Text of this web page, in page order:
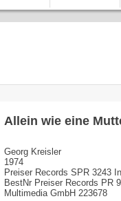
Allein wie eine
Georg Kreisler
1974
Preiser Records SPR 3243
BestNr Preiser Records PR
Multimedia GmbH 223678